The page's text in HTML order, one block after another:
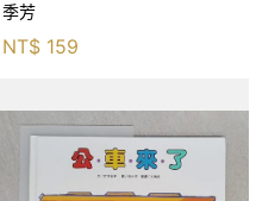
季芳
NT$ 159